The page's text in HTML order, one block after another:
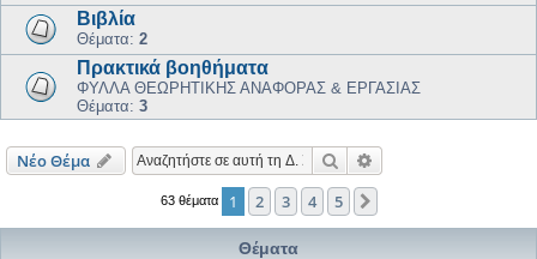
Βιβλία
Θέματα: 2
Πρακτικά βοηθήματα
ΦΥΛΛΑ ΘΕΩΡΗΤΙΚΗΣ ΑΝΑΦΟΡΑΣ & ΕΡΓΑΣΙΑΣ
Θέματα: 3
Νέο Θέμα Αναζήτηση
63 θέματα 1 2 3 4 5
Θέματα